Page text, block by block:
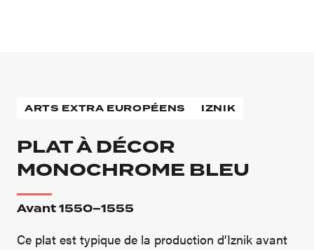
ARTS EXTRA EUROPÉENS IZNIK
PLAT À DÉCOR
MONOCHROME BLEU
Avant 1550–1555
Ce plat est typique de la production d’Iznik avant